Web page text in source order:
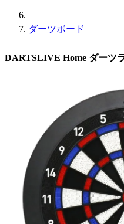
ダーツボード
DARTSLIVE Home ダーツ